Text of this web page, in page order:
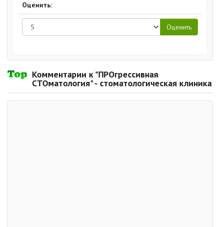
Оценить:
Комментарии к "ПРОгрессивная
СТОматология" - стоматологическая клиника